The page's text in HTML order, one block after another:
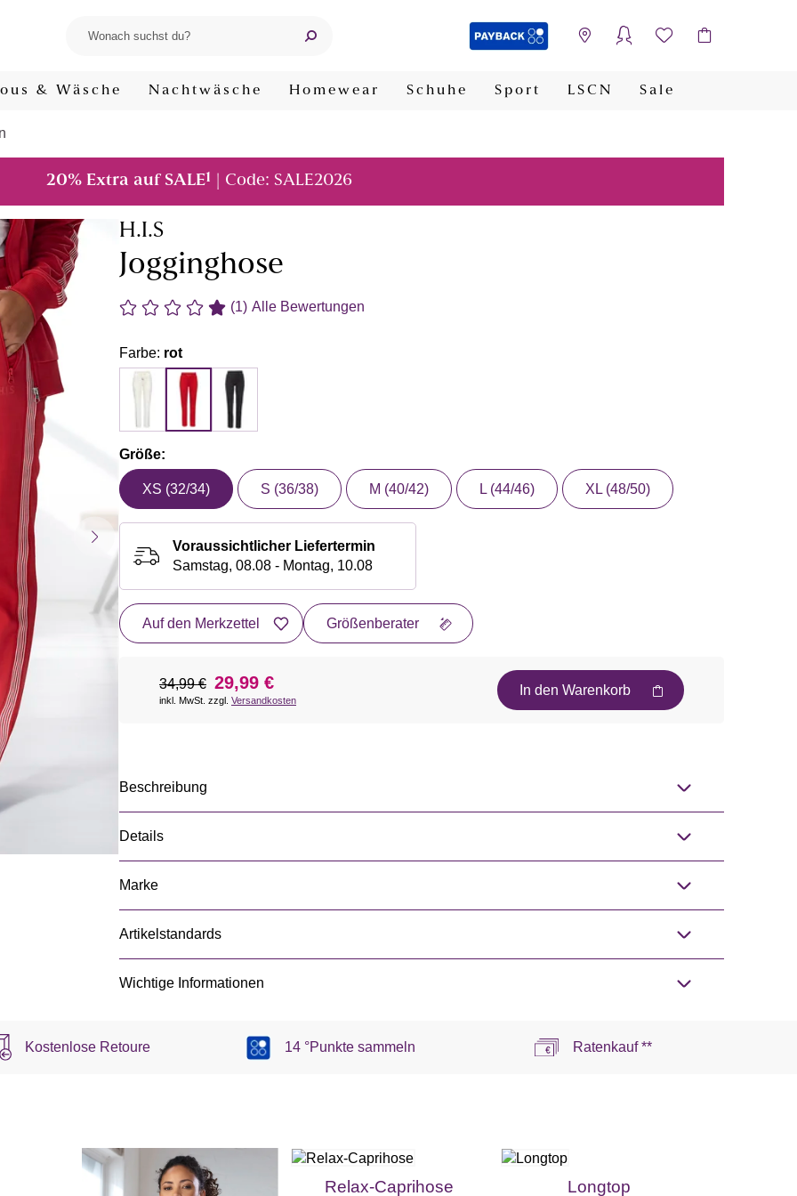
& Wäsche Nachtwäsche Homewear Schuhe Sport LSCN Sale
20% Extra auf SALE1 | Code: SALE2026
H.I.S
Jogginghose
(1) Alle Bewertungen
Farbe: rot
Größe:
XS (32/34) S (36/38) M (40/42) L (44/46) XL (48/50)
Voraussichtlicher Liefertermin
Samstag, 08.08 - Montag, 10.08
Auf den Merkzettel Größenberater
34,99 € 29,99 €
inkl. MwSt. zzgl. Versandkosten
In den Warenkorb
Beschreibung
Details
Marke
Artikelstandards
Wichtige Informationen
Kostenlose Retoure 14 °Punkte sammeln Ratenkauf **
Relax-Caprihose Longtop